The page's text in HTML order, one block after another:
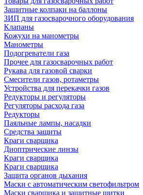
Защитные колпаки на баллоны
ЗИП для газосварочного оборудования
Клапаны
Кожухи на манометры
Манометры
Подогреватели газа
Прочее для газосварочных работ
Рукава для газовой сварки
Смесители газов, ротаметры
Устройства для перекачки газов
Редукторы и регуляторы
Регуляторы расхода газа
Редукторы
Паяльные лампы, насадки
Средства защиты
Краги сварщика
Диоптрические линзы
Краги сварщика
Краги сварщика
Защита органов дыхания
Маски с автоматическим светофильтром
Маски сварщика и защитные щитки